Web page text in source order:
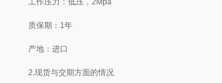
工作压力：低压，2Mpa
质保期：1年
产地：进口
2.现货与交期方面的情况